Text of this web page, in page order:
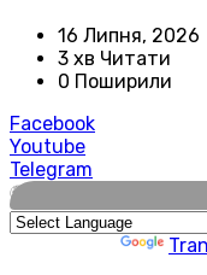
16 Липня, 2026
3 хв Читати
0 Поширили
Facebook
Youtube
Telegram
🌍